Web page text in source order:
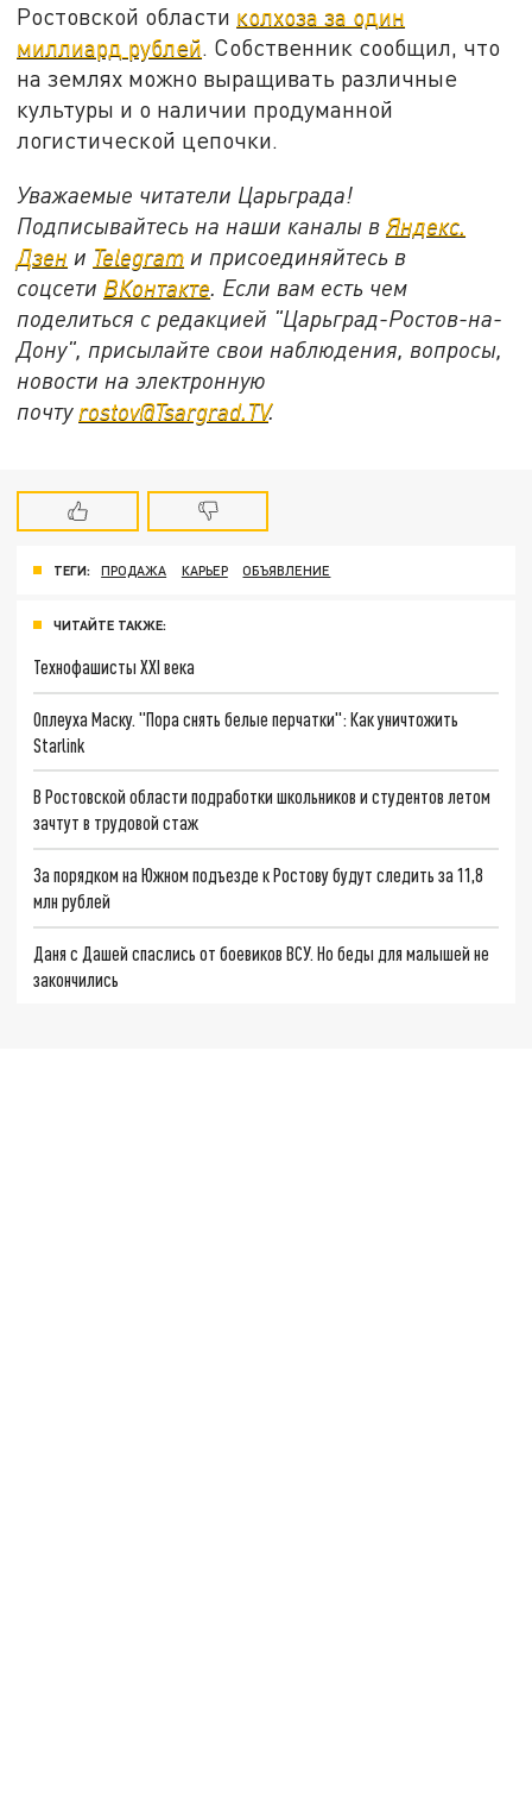
Ростовской области колхоза за один
миллиард рублей. Собственник сообщил, что
на землях можно выращивать различные
культуры и о наличии продуманной
логистической цепочки.
Уважаемые читатели Царьграда!
Подписывайтесь на наши каналы в Яндекс.
Дзен и Telegram и присоединяйтесь в
соцсети ВКонтакте . Если вам есть чем
поделиться с редакцией "Царьград-Ростов-на-
Дону", присылайте свои наблюдения, вопросы,
новости на электронную
почту rostov@Tsargrad.ТV.
ТЕГИ: ПРОДАЖА КАРЬЕР ОБЪЯВЛЕНИЕ
ЧИТАЙТЕ ТАКЖЕ:
Технофашисты XXI века
Оплеуха Маску. "Пора снять белые перчатки": Как уничтожить
Starlink
В Ростовской области подработки школьников и студентов летом
зачтут в трудовой стаж
За порядком на Южном подъезде к Ростову будут следить за 11,8
млн рублей
Даня с Дашей спаслись от боевиков ВСУ. Но беды для малышей не
закончились